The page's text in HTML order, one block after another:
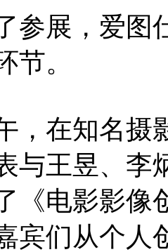
参展，爱图
节。
，在知名摄
与王昱、李
《电影影像
宾们从个人